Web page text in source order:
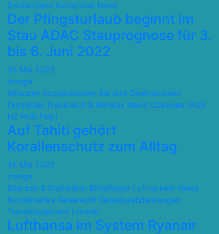
Deutschland Kurzurlaub News
Der Pfingsturlaub beginnt im
Stau ADAC Stauprognose für 3.
bis 6. Juni 2022
31. Mai 2022
mango
Allianzen Kooperationen Kartelle Destinationen
Fernreisen Frankreich & Benelux News Ozeanien (AUS
NZ PNG Fidji)
Auf Tahiti gehört
Korallenschutz zum Alltag
31. Mai 2022
mango
Bilanzen & Statistiken Billigflieger Luftverkehr News
Nordamerika Reiserecht Reisezusatzleistungen
Travelequipment Umwelt
Lufthansa im System Ryanair